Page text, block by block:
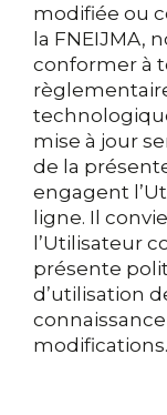
modifiée ou
la FNEIJMA,
conformer à
mise à jour
de la
engagent
ligne. Il
l’Utilisateur
présente
d’utilisation
modifications.